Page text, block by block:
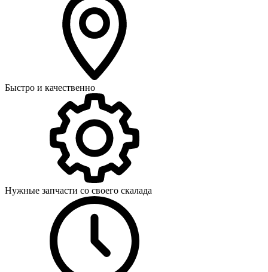
Быстро и качественно
Нужные запчасти со своего скалада